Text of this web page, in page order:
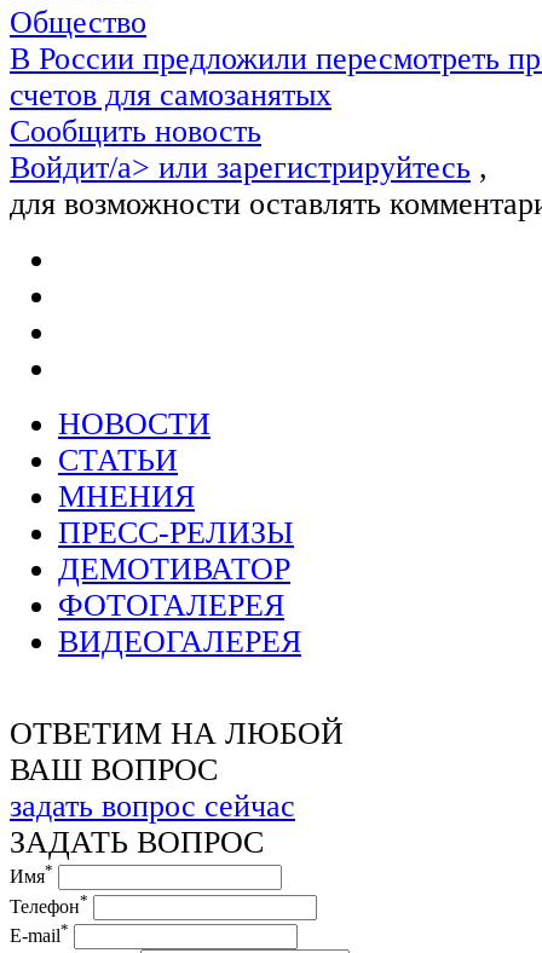
Общество
В России предложили пересмотреть
счетов для самозанятых
Сообщить новость
Войдит/a> или зарегистрируйтесь ,
для возможности оставлять
НОВОСТИ
СТАТЬИ
МНЕНИЯ
ПРЕСС-РЕЛИЗЫ
ДЕМОТИВАТОР
ФОТОГАЛЕРЕЯ
ВИДЕОГАЛЕРЕЯ
ОТВЕТИМ НА ЛЮБОЙ
ВАШ ВОПРОС
задать вопрос сейчас
ЗАДАТЬ ВОПРОС
Имя*
Телефон*
E-mail*